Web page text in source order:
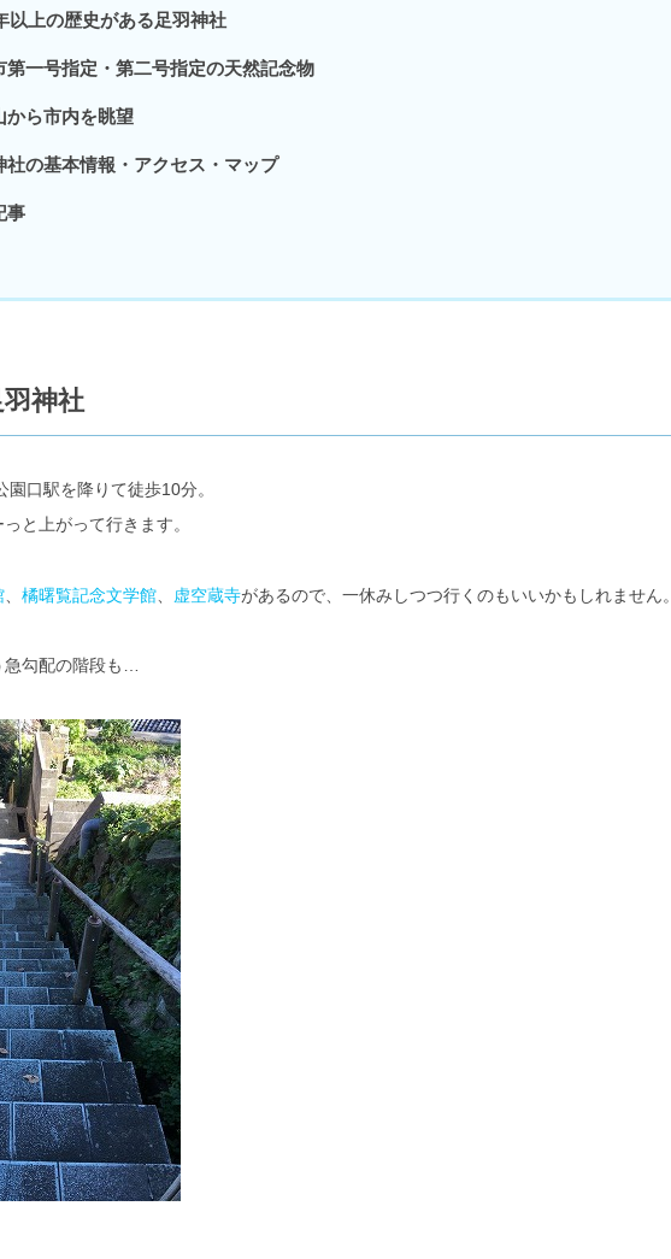
以上の歴史がある足羽神社
第一号指定・第二号指定の天然記念物
から市内を眺望
社の基本情報・アクセス・マップ
事
神社
口駅を降りて徒歩10分。
と上がって行きます。
橘曙覧記念文学館 虚空蔵寺があるので、一休みしつつ行くのもいいかもしれません。
急勾配の階段も…